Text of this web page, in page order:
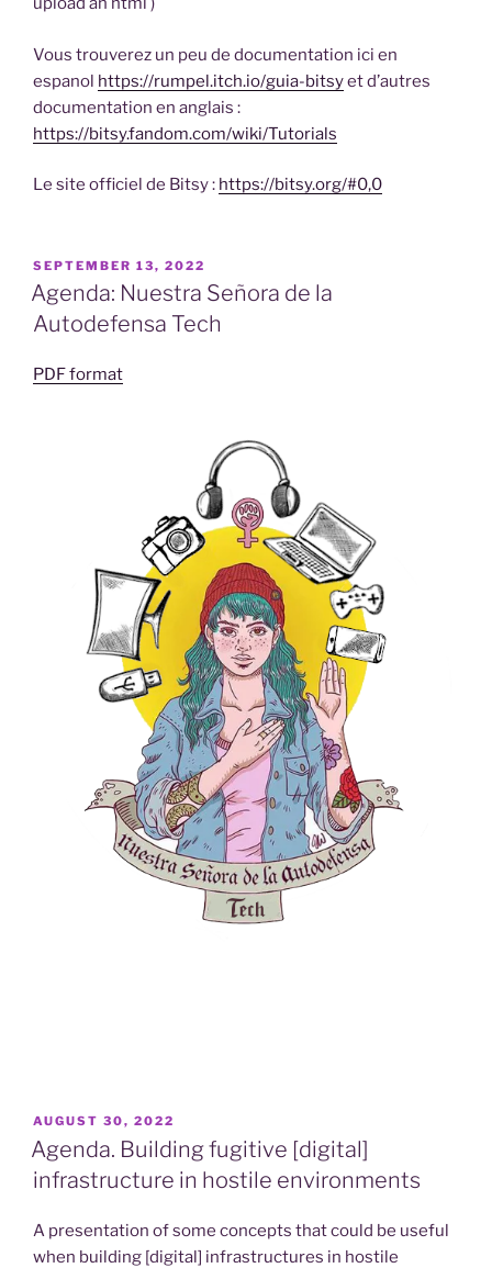
Vous trouverez un peu de documentation ici en
espanol https://rumpel.itch.io/guia-bitsyet d’autres
documentation en anglais :
https://bitsy.fandom.com/wiki/Tutorials
Le site officiel de Bitsy : https://bitsy.org/#0,0
POSTED
ON
SEPTEMBER 13, 2022
Agenda: Nuestra Señora de la
Autodefensa Tech
PDF format
POSTED
ON
AUGUST 30, 2022
Agenda. Building fugitive [digital]
infrastructure in hostile environments
A presentation of some concepts that could be useful
when building [digital] infrastructures in hostile